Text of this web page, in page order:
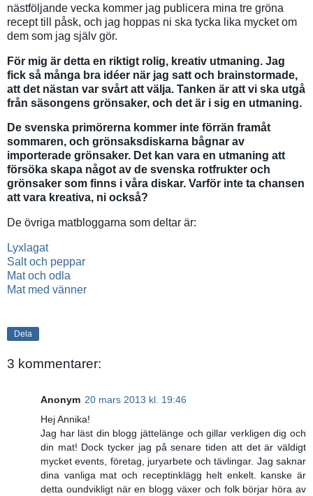
nästföljande vecka kommer jag publicera mina tre gröna
recept till påsk, och jag hoppas ni ska tycka lika mycket om
dem som jag själv gör.
För mig är detta en riktigt rolig, kreativ utmaning. Jag
fick så många bra idéer när jag satt och brainstormade,
att det nästan var svårt att välja. Tanken är att vi ska utgå
från säsongens grönsaker, och det är i sig en utmaning.
De svenska primörerna kommer inte förrän framåt
sommaren, och grönsaksdiskarna bågnar av
importerade grönsaker. Det kan vara en utmaning att
försöka skapa något av de svenska rotfrukter och
grönsaker som finns i våra diskar. Varför inte ta chansen
att vara kreativa, ni också?
De övriga matbloggarna som deltar är:
Lyxlagat
Salt och peppar
Mat och odla
Mat med vänner
Dela
3 kommentarer:
Anonym 20 mars 2013 kl. 19:46
Hej Annika!
Jag har läst din blogg jättelänge och gillar verkligen dig och
din mat! Dock tycker jag på senare tiden att det är väldigt
mycket events, företag, juryarbete och tävlingar. Jag saknar
dina vanliga mat och receptinklägg helt enkelt. kanske är
detta oundvikligt när en blogg växer och folk börjar höra av